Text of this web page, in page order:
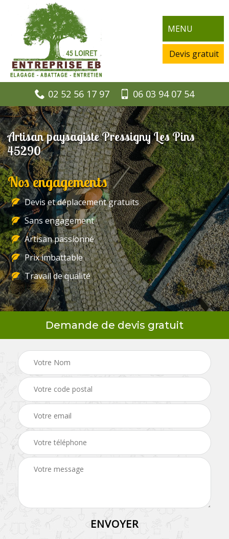
MENU
Devis gratuit
02 52 56 17 97 06 03 94 07 54
Artisan paysagiste Pressigny Les Pins
45290
Nos engagements
Devis et déplacement gratuits
Sans engagement
Artisan passionné
Prix imbattable
Travail de qualité
Demande de devis gratuit